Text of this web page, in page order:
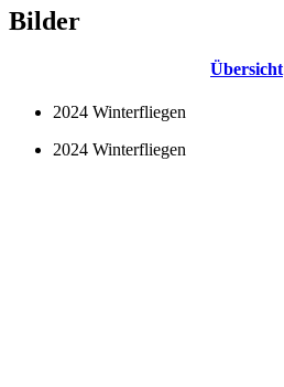
Bilder
Übersicht
2024 Winterfliegen
2024 Winterfliegen